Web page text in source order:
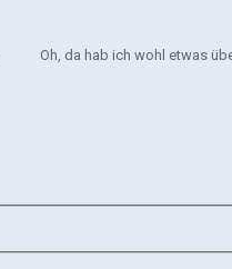
Oh, da hab ich wohl etwas